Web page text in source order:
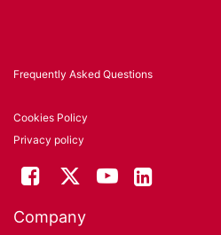
Frequently Asked Questions
Cookies Policy
Privacy policy
Company